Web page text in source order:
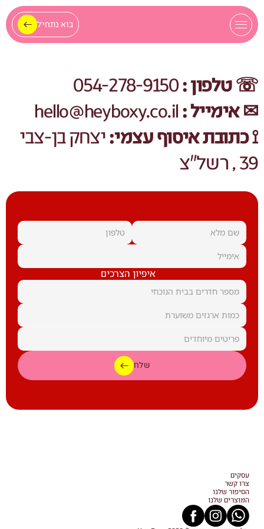
בוא נתחיל
☏ טלפון : 054-278-9150
✉ אימייל :
⟟ כתובת איסוף עצמי:
39 , רשל"צ
איפיון הצרכים
שלח
עסקים
צרו קשר
הסיפור שלנו
המוצרים שלנו